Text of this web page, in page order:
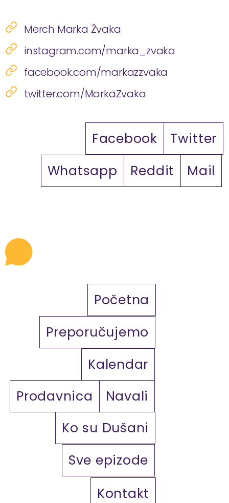
Merch Marka Žvaka
instagram.com/marka_zvaka
facebook.com/markazzvaka
twitter.com/MarkaZvaka
Facebook
Twitter
Whatsapp
Reddit Mail
Početna
Preporučujemo
Kalendar
Prodavnica
Navali
Ko su Dušani
Sve epizode
Kontakt